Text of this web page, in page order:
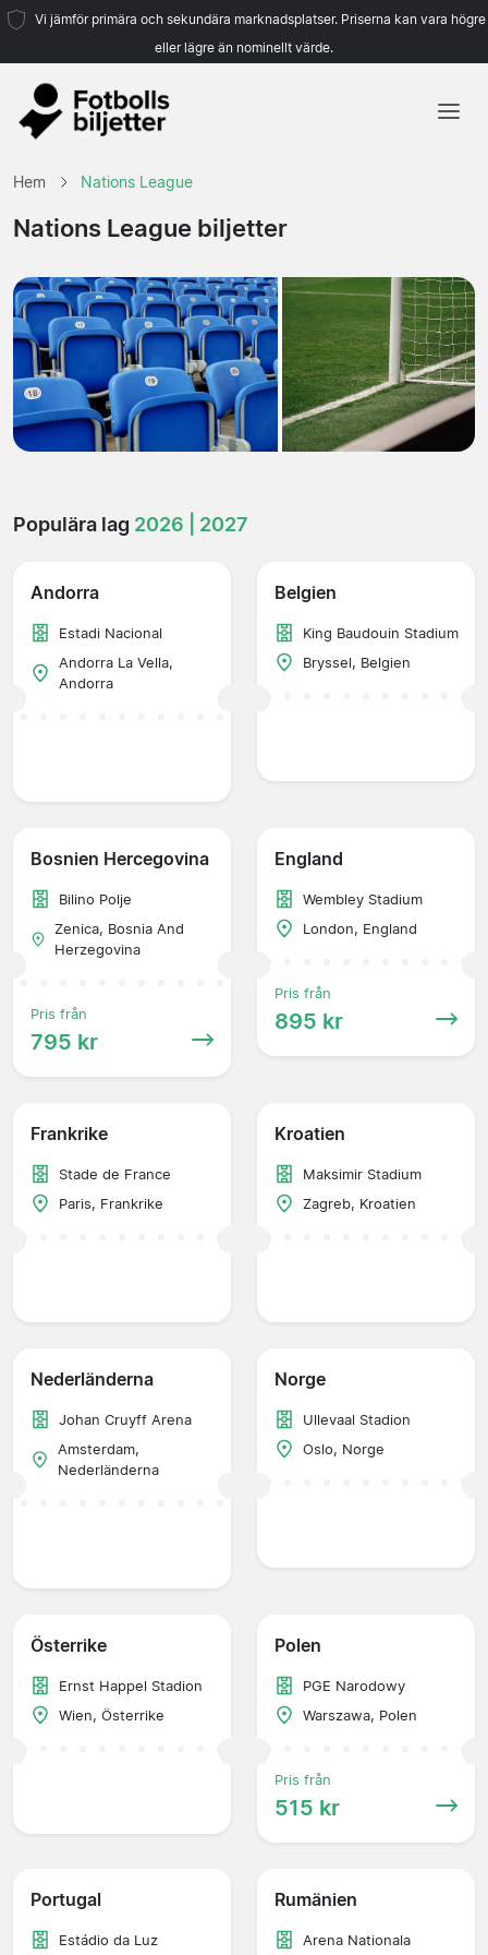
Vi jämför primära och sekundära marknadsplatser. Priserna kan vara högre
eller lägre än nominellt värde.
Ligor
Resebyråer
Hem Nations League
Nations League biljetter
Populära lag 2026 | 2027
Andorra
Estadi Nacional
Andorra La Vella,
Andorra
Belgien
King Baudouin Stadium
Bryssel, Belgien
Bosnien Hercegovina
Bilino Polje
Zenica, Bosnia And
Herzegovina
Pris från
795 kr
England
Wembley Stadium
London, England
Pris från
895 kr
Frankrike
Stade de France
Paris, Frankrike
Kroatien
Maksimir Stadium
Zagreb, Kroatien
Nederländerna
Johan Cruyff Arena
Amsterdam,
Nederländerna
Norge
Ullevaal Stadion
Oslo, Norge
Österrike
Ernst Happel Stadion
Wien, Österrike
Polen
PGE Narodowy
Warszawa, Polen
Pris från
515 kr
Portugal
Estádio da Luz
Rumänien
Arena Nationala